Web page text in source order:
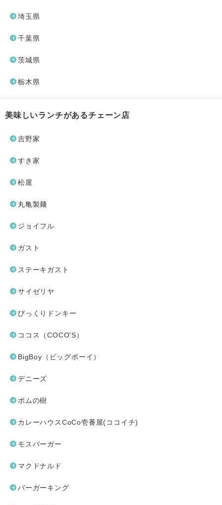
埼玉県
千葉県
茨城県
栃木県
美味しいランチがあるチェーン店
吉野家
すき家
松屋
丸亀製麺
ジョイフル
ガスト
ステーキガスト
サイゼリヤ
びっくりドンキー
ココス（COCO'S）
BigBoy（ビッグボーイ）
デニーズ
ポムの樹
カレーハウスCoCo壱番屋(ココイチ)
モスバーガー
マクドナルド
バーガーキング